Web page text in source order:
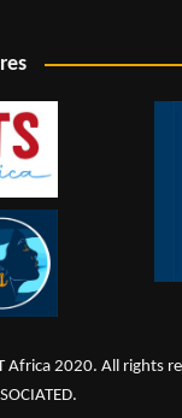
Africa 2020. All rights